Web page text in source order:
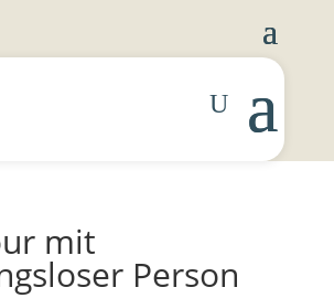
mit
Person